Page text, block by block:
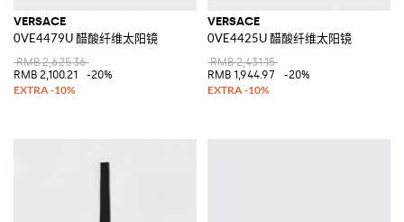
VERSACE
0VE4479U 醋酸纤维太阳镜
RMB 2,625.36
RMB 2,100.21
-20%
VERSACE
0VE4425U 醋酸纤维太阳镜
RMB 2,431.15
RMB 1,944.97
-20%